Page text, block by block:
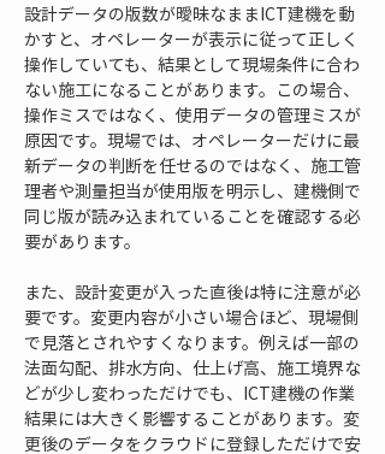
設計データの版数が曖昧なままICT建機を動
かすと、オペレーターが表示に従って正しく
操作していても、結果として現場条件に合わ
ない施工になることがあります。この場合、
操作ミスではなく、使用データの管理ミスが
原因です。現場では、オペレーターだけに最
新データの判断を任せるのではなく、施工管
理者や測量担当が使用版を明示し、建機側で
同じ版が読み込まれていることを確認する必
要があります。
また、設計変更が入った直後は特に注意が必
要です。変更内容が小さい場合ほど、現場側
で見落とされやすくなります。例えば一部の
法面勾配、排水方向、仕上げ高、施工境界な
どが少し変わっただけでも、ICT建機の作業
結果には大きく影響することがあります。変
更後のデータをクラウドに登録しただけで安